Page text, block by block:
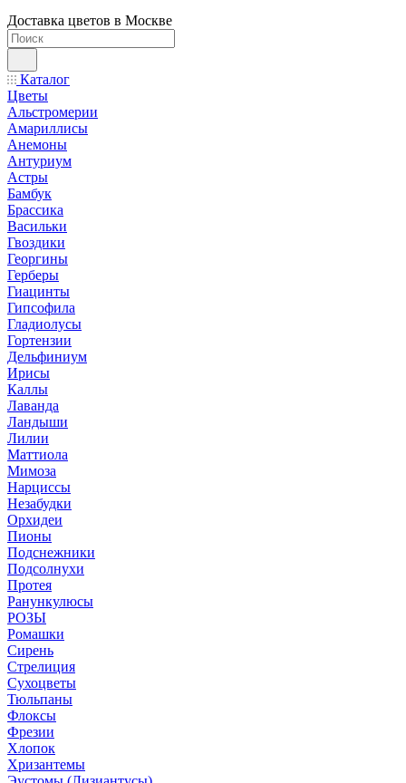
Доставка цветов в Москве
Каталог
Цветы
Альстромерии
Амариллисы
Анемоны
Антуриум
Астры
Бамбук
Брассика
Васильки
Гвоздики
Георгины
Герберы
Гиацинты
Гипсофила
Гладиолусы
Гортензии
Дельфиниум
Ирисы
Каллы
Лаванда
Ландыши
Лилии
Маттиола
Мимоза
Нарциссы
Незабудки
Орхидеи
Пионы
Подснежники
Подсолнухи
Протея
Ранункулюсы
РОЗЫ
Ромашки
Сирень
Стрелиция
Сухоцветы
Тюльпаны
Флоксы
Фрезии
Хлопок
Хризантемы